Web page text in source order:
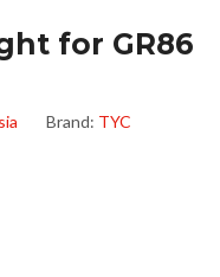
for GR86
Brand: TYC